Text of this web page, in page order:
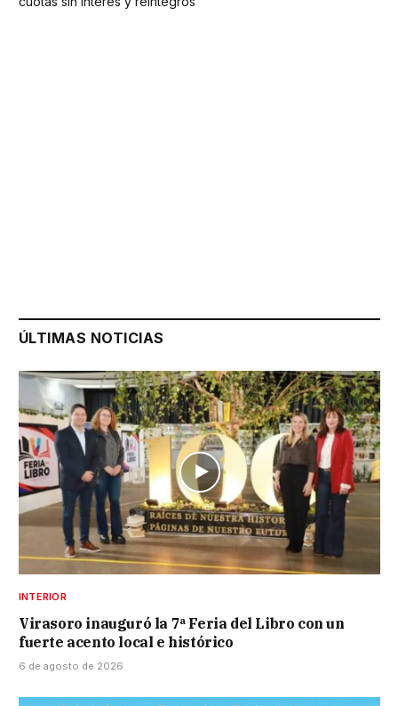
ÚLTIMAS NOTICIAS
INTERIOR
Virasoro inauguró la 7ª Feria del Libro con un
fuerte acento local e histórico
6 de agosto de 2026